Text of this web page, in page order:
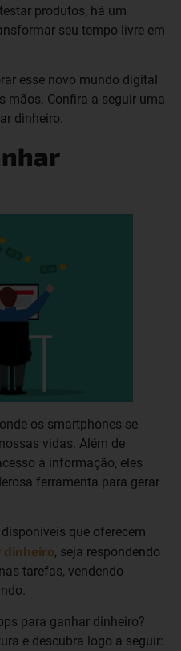
produtos, há um
seu tempo livre em
esse novo mundo digital
mãos. Confira a seguir uma
dinheiro.
os smartphones se
vidas. Além de
à informação, eles
ferramenta para gerar
que oferecem
dinheiro, seja respondendo
tarefas, vendendo
para ganhar dinheiro?
e descubra logo a seguir: